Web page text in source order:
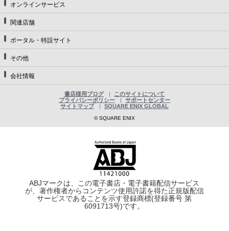
オンラインサービス
関連店舗
ポータル・特設サイト
その他
会社情報
書店様用ブログ
このサイトについて
プライバシーポリシー
サポートセンター
サイトマップ
SQUARE ENIX GLOBAL
© SQUARE ENIX
ABJマークは、この電子書店・電子書籍配信サービス
が、著作権者からコンテンツ使用許諾を得た正規版配信
サービスであることを示す登録商標(登録番号 第
6091713号)です。